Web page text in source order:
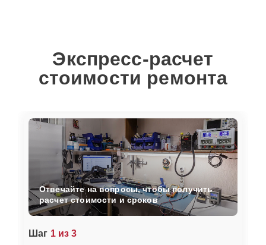
Экспресс-расчет
стоимости ремонта
Шаг 1 из 3
Отвечайте на вопросы, чтобы получить
расчет стоимости и сроков